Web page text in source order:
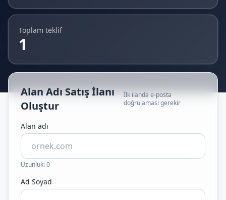
Toplam teklif
1
Alan Adı Satış İlanı
Oluştur
İlk ilanda e-posta
doğrulaması gerekir
Alan adı
Uzunluk: 0
Ad Soyad